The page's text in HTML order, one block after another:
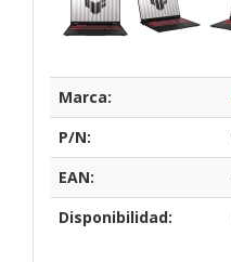
Marca:
P/N:
EAN:
Disponibilidad: